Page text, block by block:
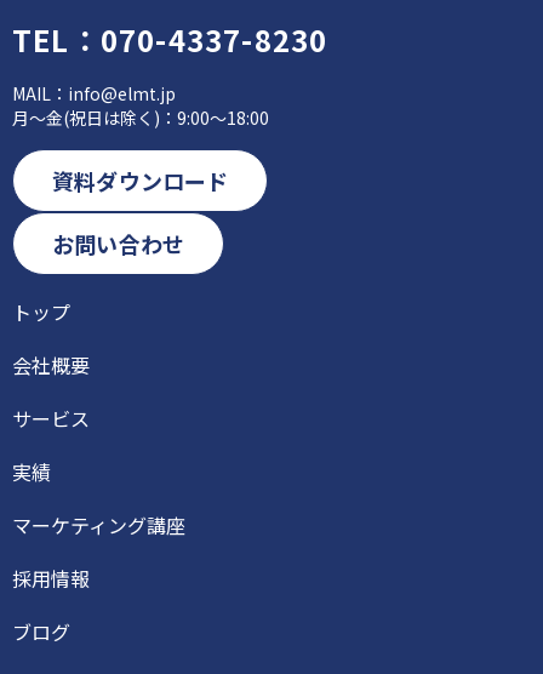
TEL： 070-4337-8230
MAIL： info@elmt.jp
月～金(祝日は除く)：9:00～18:00
資料ダウンロード
お問い合わせ
トップ
会社概要
サービス
実績
マーケティング講座
採用情報
ブログ